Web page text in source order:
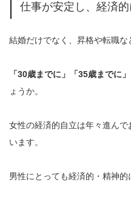
仕事が安定し、経済
結婚だけでなく、昇格や転職な
「30歳までに」「35歳までに」
ょうか。
女性の経済的自立は年々進ん
います。
男性にとっても経済的・精神的